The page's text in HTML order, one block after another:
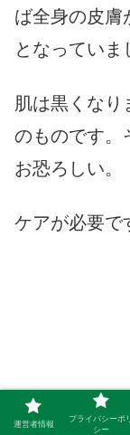
ば全身の皮膚
となっていま
肌は黒くなり
のものです。
お恐ろしい。
ケアが必要で
運営者情報
プライバシーポ
シー